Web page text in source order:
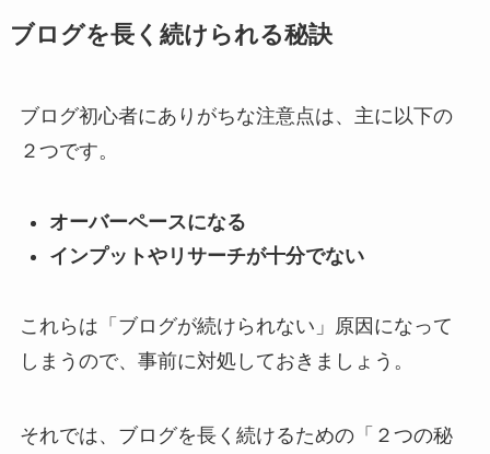
ブログを長く続けられる秘訣
ブログ初心者にありがちな注意点は、主に以下の
２つです。
オーバーペースになる
インプットやリサーチが十分でない
これらは「ブログが続けられない」原因になって
しまうので、事前に対処しておきましょう。
それでは、 ブログを長く続けるための「２つの秘